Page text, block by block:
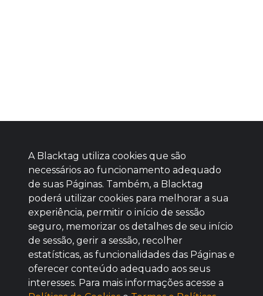
Baixe agora nosso app
A Blacktag utiliza cookies que são
necessários ao funcionamento adequado
de suas Páginas. Também, a Blacktag
poderá utilizar cookies para melhorar a sua
experiência, permitir o início de sessão
seguro, memorizar os detalhes de seu início
de sessão, gerir a sessão, recolher
estatísticas, as funcionalidades das Páginas e
oferecer conteúdo adequado aos seus
interesses. Para mais informações acesse a